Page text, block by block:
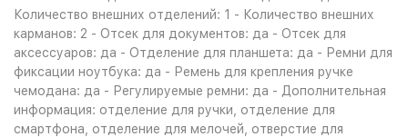
Количество внешних отделений: 1 - Количество внешних
карманов: 2 - Отсек для документов: да - Отсек для
аксессуаров: да - Отделение для планшета: да - Ремни для
фиксации ноутбука: да - Ремень для крепления ручке
чемодана: да - Регулируемые ремни: да - Дополнительная
информация: отделение для ручки, отделение для
смартфона, отделение для мелочей, отверстие для